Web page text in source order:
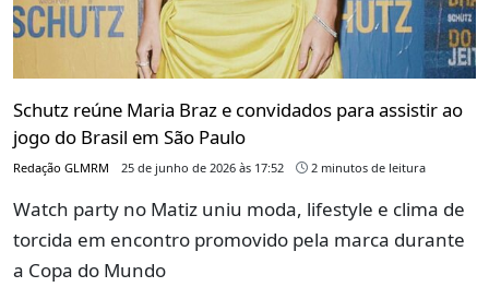
Schutz reúne Maria Braz e convidados para assistir ao
jogo do Brasil em São Paulo
Redação GLMRM 25 de junho de 2026 às 17:52 2 minutos de leitura
Watch party no Matiz uniu moda, lifestyle e clima de
torcida em encontro promovido pela marca durante
a Copa do Mundo